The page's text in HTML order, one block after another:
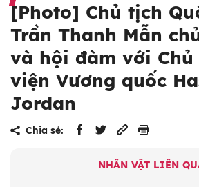
[Photo] Chủ tịch
Trần Thanh Mẫn
và hội đàm với Chủ
viện Vương quốc
Jordan
Chia sẻ:
NHÂN VẬT LIÊN